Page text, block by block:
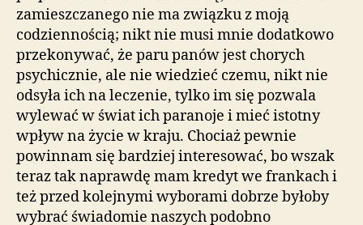
zamieszczanego nie ma związku z moją
codziennością; nikt nie musi mnie dodatkowo
przekonywać, że paru panów jest chorych
psychicznie, ale nie wiedzieć czemu, nikt nie
odsyła ich na leczenie, tylko im się pozwala
wylewać w świat ich paranoje i mieć istotny
wpływ na życie w kraju. Chociaż pewnie
powinnam się bardziej interesować, bo wszak
teraz tak naprawdę mam kredyt we frankach i
też przed kolejnymi wyborami dobrze byłoby
wybrać świadomie naszych podobno